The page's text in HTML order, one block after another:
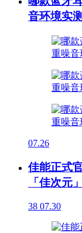
音环境实
07.26
佳能正式
「佳次元」
38 07.30